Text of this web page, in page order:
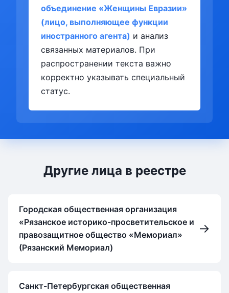
объединение «Женщины Евразии»
(лицо, выполняющее функции
иностранного агента) и анализ
связанных материалов. При
распространении текста важно
корректно указывать специальный
статус.
Другие лица в реестре
Городская общественная организация
«Рязанское историко-просветительское и
правозащитное общество «Мемориал»
(Рязанский Мемориал)
→
Санкт-Петербургская общественная